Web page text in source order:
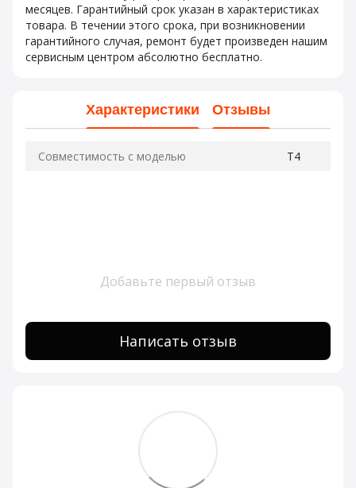
месяцев. Гарантийный срок указан в характеристиках
товара. В течении этого срока, при возникновении
гарантийного случая, ремонт будет произведен нашим
сервисным центром абсолютно бесплатно.
Характеристики Отзывы
Совместимость с моделью T4
Добавьте первый отзыв
Написать отзыв